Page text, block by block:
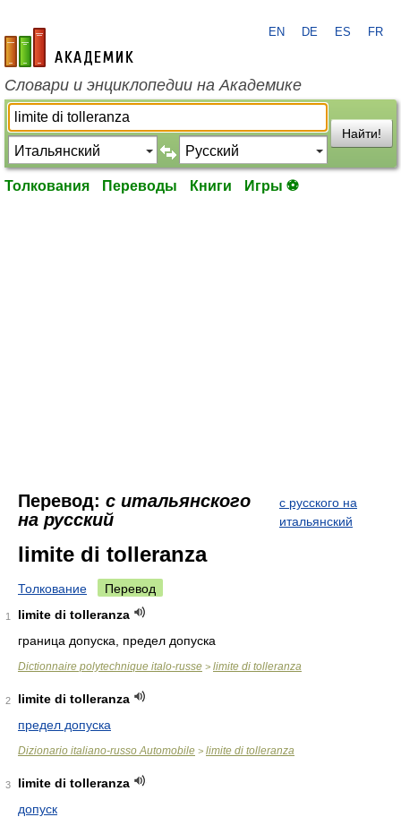
academic.ru
EN DE ES FR
Словари и энциклопедии на Академике
Найти!
Толкования Переводы Книги Игры ⚽
Перевод: с итальянского
на русский
с русского на
итальянский
limite di tolleranza
Толкование Перевод
1
limite di tolleranza
граница допуска, предел допуска
Dictionnaire polytechnique italo-russe > limite di tolleranza
2
limite di tolleranza
предел допуска
Dizionario italiano-russo Automobile > limite di tolleranza
3
limite di tolleranza
допуск